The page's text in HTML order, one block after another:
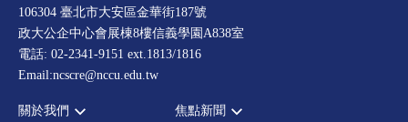
106304 臺北市大安區金華街187號
政大公企中心會展棟8樓信義學園A838室
電話: 02-2341-9151 ext.1813/1816
Email:ncscre@nccu.edu.tw
關於我們 焦點新聞